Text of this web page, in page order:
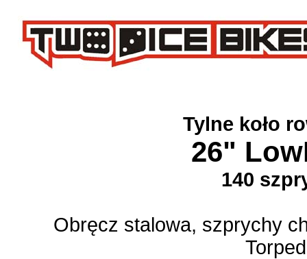
Tylne koło
26"
140
Obręcz stalowa, szprychy